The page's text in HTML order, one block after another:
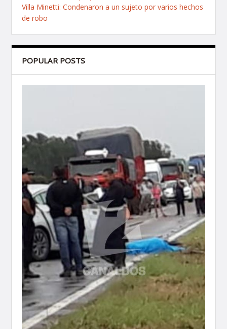
Villa Minetti: Condenaron a un sujeto por varios hechos
de robo
POPULAR POSTS